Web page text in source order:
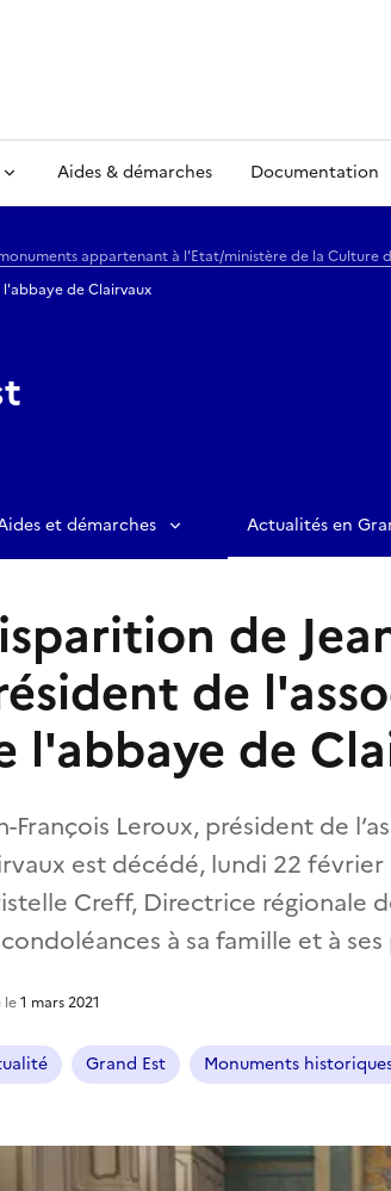
Aides & démarches Documentation
appartenant à l'Etat/ministère de la Culture
de Clairvaux
et démarches Actualités en
de
de
l'abbaye de
François Leroux, président de
est décédé, lundi 22 février
Creff, Directrice régionale
à sa famille et à
le1 mars 2021
Grand Est Monuments